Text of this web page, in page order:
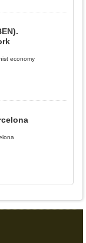
economy